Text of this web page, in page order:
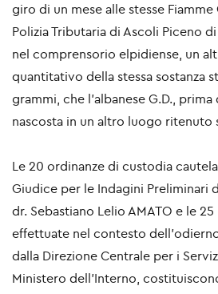
giro di un mese alle stesse
Polizia Tributaria di Ascoli Piceno
nel comprensorio elpidiense, un
quantitativo della stessa sostanza
grammi, che l’albanese G.D.,
nascosta in un altro luogo ritenuto
Le 20 ordinanze di custodia
Giudice per le Indagini Preliminari
dr. Sebastiano Lelio AMATO e le
effettuate nel contesto
dalla Direzione Centrale per i
Ministero dell’Interno,